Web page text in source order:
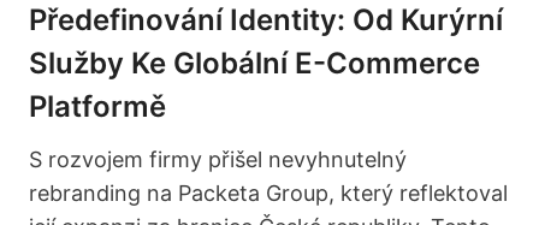
Předefinování Identity: Od Kurýrní
Služby Ke Globální E-Commerce
Platformě
S rozvojem firmy přišel nevyhnutelný
rebranding na Packeta Group, který reflektoval